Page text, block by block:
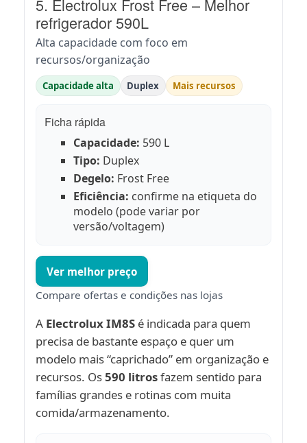
5. Electrolux Frost Free – Melhor
refrigerador 590L
Alta capacidade com foco em
recursos/organização
Capacidade alta Duplex Mais recursos
Ficha rápida
Capacidade: 590 L
Tipo: Duplex
Degelo: Frost Free
Eficiência: confirme na etiqueta do
modelo (pode variar por
versão/voltagem)
Ver melhor preço
Compare ofertas e condições nas lojas
A Electrolux IM8S é indicada para quem
precisa de bastante espaço e quer um
modelo mais “caprichado” em organização e
recursos. Os590 litrosfazem sentido para
famílias grandes e rotinas com muita
comida/armazenamento.